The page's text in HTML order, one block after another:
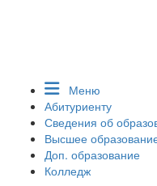
Меню
Абитуриенту
Сведения об
Высшее
Доп. образование
Колледж